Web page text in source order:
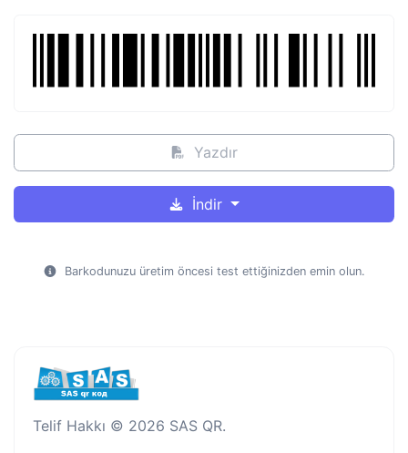
Yazdır
İndir
Barkodunuzu üretim öncesi test ettiğinizden emin olun.
Telif Hakkı © 2026 SAS QR.